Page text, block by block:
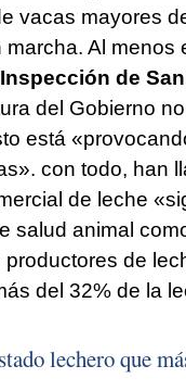
vacas mayores
marcha. Al menos
de
del Gobierno
está
con todo, han
de leche
salud animal
de
del 32% de la
lechero que